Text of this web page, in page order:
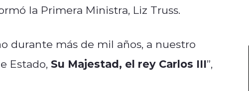
la Primera Ministra, Liz Truss.
durante más de mil años, a nuestro
Estado, Su Majestad, el rey Carlos III”,